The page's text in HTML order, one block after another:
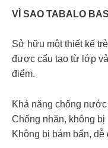
VÌ SAO TABALO
Sở hữu một thiết kế
được cấu tạo từ lớp
điểm.
Khả năng chống
Chống nhăn, không bị
Không bị bám bẩn,